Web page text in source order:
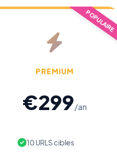
POPULAIRE
PREMIUM
€299/an
10 URLS cibles
WEB
et des liens
pas géré par ce
web). Pour vous y
. Détail :Politique de
Courriels).